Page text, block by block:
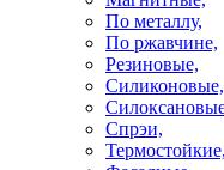
По металлу,
По ржавчине,
Резиновые,
Силиконовые,
Спрэи,
Термостойкие,